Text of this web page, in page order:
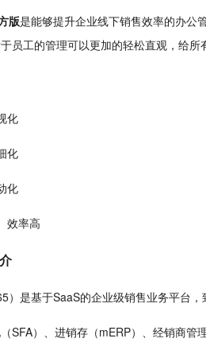
版是能够提升企业线下销售效率的办公
员工的管理可以更加的轻松直观，给所
化
化
化
效率高
）是基于SaaS的企业级销售业务平台
SFA）、进销存（mERP）、经销商管